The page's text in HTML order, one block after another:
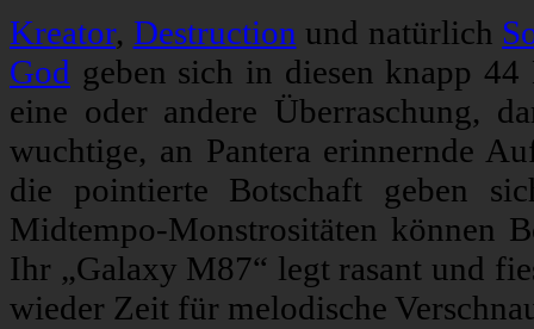
Kreator, Destruction und natürlich
God geben sich in diesen knapp
eine oder andere Überraschung,
wuchtige, an Pantera erinnernde
die pointierte Botschaft geben
Midtempo-Monstrositäten können
Ihr „Galaxy M87“ legt rasant und
wieder Zeit für melodische